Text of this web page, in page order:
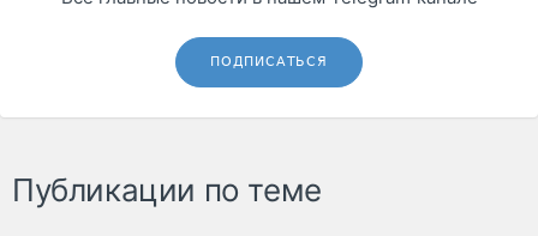
ПОДПИСАТЬСЯ
Публикации по теме